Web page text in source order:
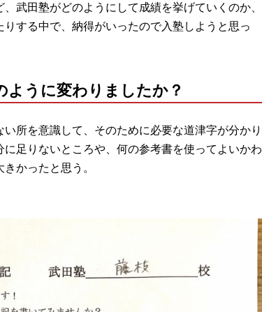
武田塾がどのようにして成績を挙げていくのか、
する中で、納得がいったので入塾しようと思っ
ように変わりましたか？
所を意識して、そのために必要な道津字が分かり
足りないところや、何の参考書を使ってよいかわ
かったと思う。